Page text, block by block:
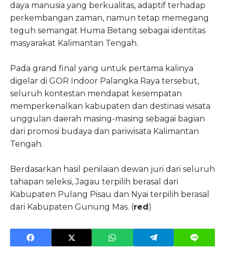
daya manusia yang berkualitas, adaptif terhadap
perkembangan zaman, namun tetap memegang
teguh semangat Huma Betang sebagai identitas
masyarakat Kalimantan Tengah.
Pada grand final yang untuk pertama kalinya
digelar di GOR Indoor Palangka Raya tersebut,
seluruh kontestan mendapat kesempatan
memperkenalkan kabupaten dan destinasi wisata
unggulan daerah masing-masing sebagai bagian
dari promosi budaya dan pariwisata Kalimantan
Tengah.
Berdasarkan hasil penilaian dewan juri dari seluruh
tahapan seleksi, Jagau terpilih berasal dari
Kabupaten Pulang Pisau dan Nyai terpilih berasal
dari Kabupaten Gunung Mas. (red )